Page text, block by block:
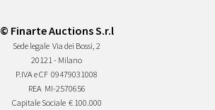
© Finarte Auctions S.r.l
Sede legale Via dei Bossi, 2
20121 - Milano
P.IVA e CF 09479031008
REA MI-2570656
Capitale Sociale € 100.000